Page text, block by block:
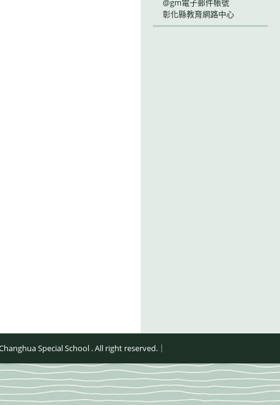
@gm電子郵件帳號
彰化縣教育網路中心
Special School . All right reserved.｜